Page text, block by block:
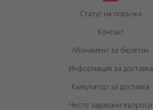
Статус на поръчка
Контакт
Абонамент за бюлетин
Информация за доставка
Калкулатор за доставка
Често задавани въпроси